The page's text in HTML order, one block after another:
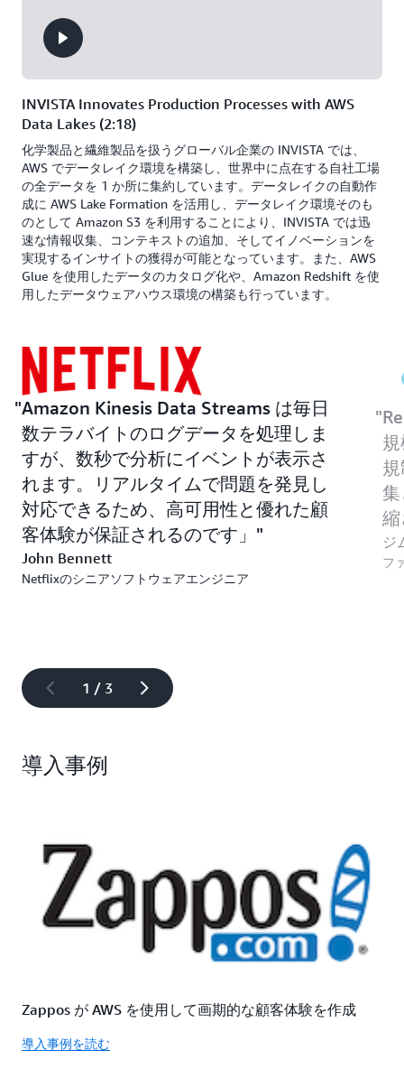
INVISTA Innovates Production Processes with AWS
Data Lakes (2:18)
化学製品と繊維製品を扱うグローバル企業の INVISTA では、
AWS でデータレイク環境を構築し、世界中に点在する自社工場
の全データを 1 か所に集約しています。データレイクの自動作
成に AWS Lake Formation を活用し、データレイク環境そのも
のとして Amazon S3 を利用することにより、INVISTA では迅
速な情報収集、コンテキストの追加、そしてイノベーションを
実現するインサイトの獲得が可能となっています。また、AWS
Glue を使用したデータのカタログ化や、Amazon Redshift を使
用したデータウェアハウス環境の構築も行っています。
Amazon Kinesis Data Streams は毎日
数テラバイトのログデータを処理しま
すが、数秒で分析にイベントが表示さ
れます。リアルタイムで問題を発見し
対応できるため、高可用性と優れた顧
客体験が保証されるのです」
John Bennett
Netflixのシニアソフトウェアエンジニア
ジ
フ
1 / 3
導入事例
Zappos が AWS を使用して画期的な顧客体験を作成
導入事例を読む